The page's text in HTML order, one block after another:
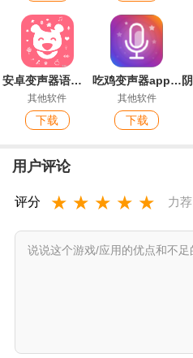
安卓变声器语音包
其他软件
下载
吃鸡变声器app官方版
其他软件
下载
用户评论
评分 ★ ★ ★ ★ ★ 力荐